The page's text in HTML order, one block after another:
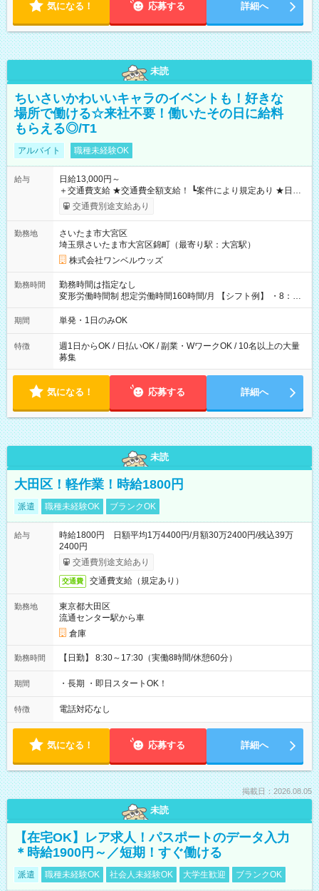
気になる！ 応募する 詳細へ
未読
ちいさいかわいいキャラのイベントも！好きな
場所で働ける☆来社不要！働いたその日に給料
もらえる◎/T1
アルバイト 職種未経験OK
給与
日給13,000円～
＋交通費支給 ★交通費全額支給！ ┗案件により規定あり ★日払
いOK！（規定あり） ┗働いたその日に現金GET♪ お仕事後はコ
ンビニATMから 日払い分を引き落とせます！ 【試用期間】試
交通費別途支給あり
勤務地
さいたま市大宮区
埼玉県さいたま市大宮区錦町（最寄り駅：大宮駅）
株式会社ワンベルウッズ
勤務時間
勤務時間は指定なし
変形労働時間制 想定労働時間160時間/月 【シフト例】 ・8：00
～21：00
期間 単発・1日のみOK
特徴
週1日からOK / 日払いOK / 副業・WワークOK / 10名以上の大量
募集
気になる！ 応募する 詳細へ
未読
大田区！軽作業！時給1800円
派遣 職種未経験OK ブランクOK
給与
時給1800円 日額平均1万4400円/月額30万2400円/残込39万
2400円
交通費別途支給あり
交通費 交通費支給（規定あり）
勤務地
東京都大田区
流通センター駅から車
倉庫
勤務時間 【日勤】 8:30～17:30（実働8時間/休憩60分）
期間 ・長期 ・即日スタートOK！
特徴 電話対応なし
気になる！ 応募する 詳細へ
掲載日：2026.08.05
未読
【在宅OK】レア求人！パスポートのデータ入力
＊時給1900円～／短期！すぐ働ける
派遣 職種未経験OK 社会人未経験OK 大学生歓迎 ブランクOK